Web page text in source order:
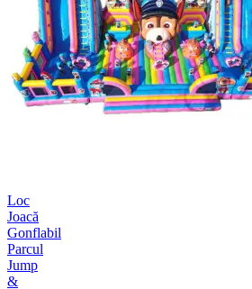
Loc
Joacă
Gonflabil
Parcul
Jump
&